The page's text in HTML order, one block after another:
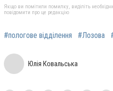
Якщо ви помітили помилку, виділіть
повідомити про це редакцію
#пологове відділення #Лозова
Юлія Ковальська